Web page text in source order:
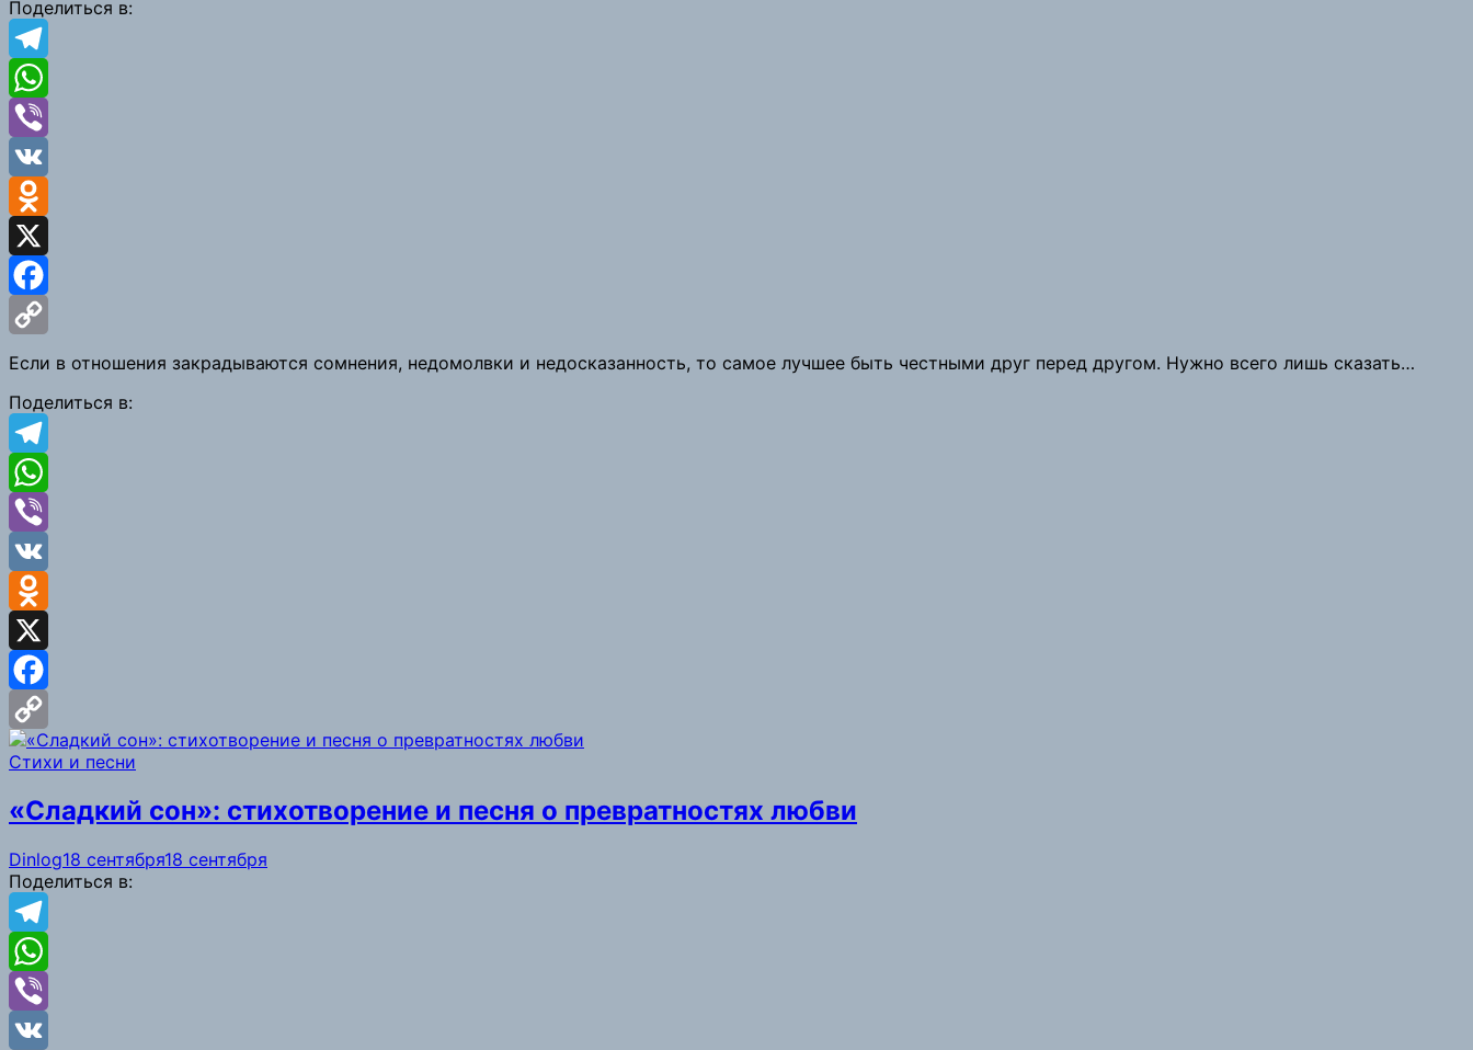
Поделиться в:
Telegram
WhatsApp
Viber
VK
Odnoklassniki
X
Facebook
Copy
Link
Если в отношения закрадываются сомнения, недомолвки и недосказанность, то самое лучшее быть честными друг перед другом. Нужно всего лишь сказать…
Поделиться в:
Telegram
WhatsApp
Viber
VK
Odnoklassniki
X
Facebook
Copy
Стихи и песни
«Сладкий сон»: стихотворение и песня о превратностях любви
Dinlog18 сентября18 сентября
Поделиться в:
Telegram
WhatsApp
Viber